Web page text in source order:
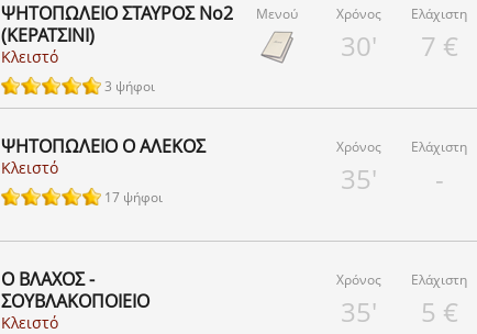
ΨΗΤΟΠΩΛΕΙΟ ΣΤΑΥΡΟΣ Νο2
(ΚΕΡΑΤΣΙΝΙ)
Κλειστό
3 ψήφοι
Μενού Χρόνος
30'
Ελάχιστη
7 €
ΨΗΤΟΠΩΛΕΙΟ Ο ΑΛΕΚΟΣ
Κλειστό
17 ψήφοι
Χρόνος
35'
Ελάχιστη
-
Ο ΒΛΑΧΟΣ -
ΣΟΥΒΛΑΚΟΠΟΙΕΙΟ
Κλειστό
Χρόνος
35'
Ελάχιστη
5 €